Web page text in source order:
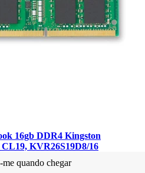
16gb DDR4 Kingston
KVR26S19D8/16
me quando chegar